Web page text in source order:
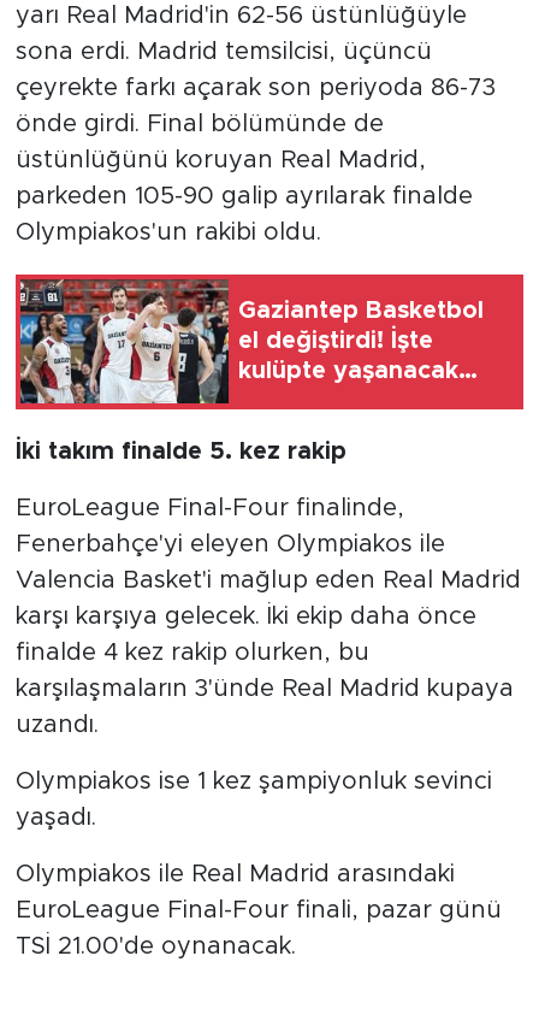
yarı Real Madrid'in 62-56 üstünlüğüyle
sona erdi. Madrid temsilcisi, üçüncü
çeyrekte farkı açarak son periyoda 86-73
önde girdi. Final bölümünde de
üstünlüğünü koruyan Real Madrid,
parkeden 105-90 galip ayrılarak finalde
Olympiakos'un rakibi oldu.
Gaziantep Basketbol
el değiştirdi! İşte
kulüpte yaşanacak
İki takım finalde 5. kez rakip
EuroLeague Final-Four finalinde,
Fenerbahçe'yi eleyen Olympiakos ile
Valencia Basket'i mağlup eden Real Madrid
karşı karşıya gelecek. İki ekip daha önce
finalde 4 kez rakip olurken, bu
karşılaşmaların 3'ünde Real Madrid kupaya
uzandı.
Olympiakos ise 1 kez şampiyonluk sevinci
yaşadı.
Olympiakos ile Real Madrid arasındaki
EuroLeague Final-Four finali, pazar günü
TSİ 21.00'de oynanacak.